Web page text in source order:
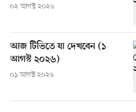
০২ আগস্ট ২০২৬
আজ টিভিতে যা দেখবেন (১
আগস্ট ২০২৬)
০১ আগস্ট ২০২৬